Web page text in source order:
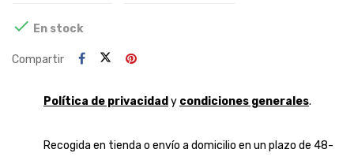
 En stock
Compartir
Política de privacidad y condiciones generales.
Recogida en tienda o envío a domicilio en un plazo de 48-